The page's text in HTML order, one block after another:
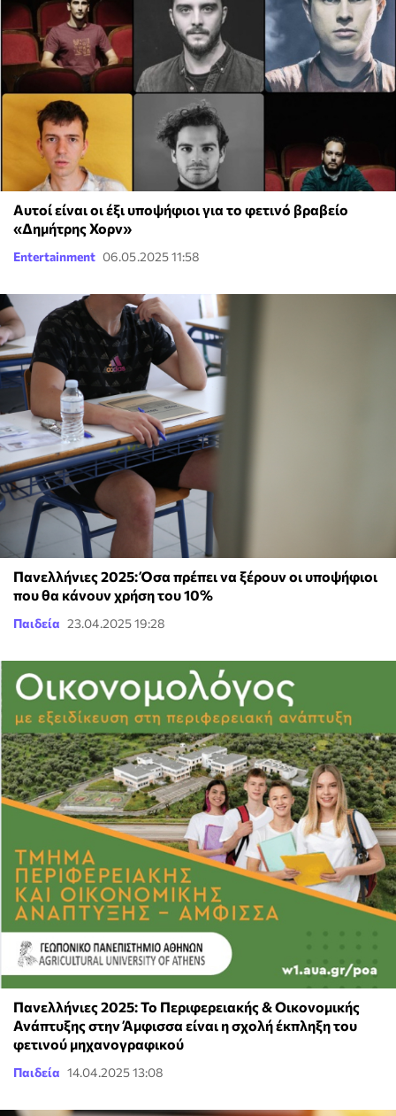
Αυτοί είναι οι έξι υποψήφιοι για το φετινό βραβείο
«Δημήτρης Χορν»
Entertainment 06.05.2025 11:58
Πανελλήνιες 2025: Όσα πρέπει να ξέρουν οι υποψήφιοι
που θα κάνουν χρήση του 10%
Παιδεία 23.04.2025 19:28
Πανελλήνιες 2025: Το Περιφερειακής & Οικονομικής
Ανάπτυξης στην Άμφισσα είναι η σχολή έκπληξη του
φετινού μηχανογραφικού
Παιδεία 14.04.2025 13:08